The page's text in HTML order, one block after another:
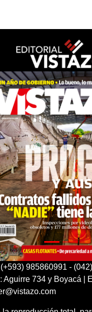
985860991 - (042)
Aguirre 734 y Boyacá |